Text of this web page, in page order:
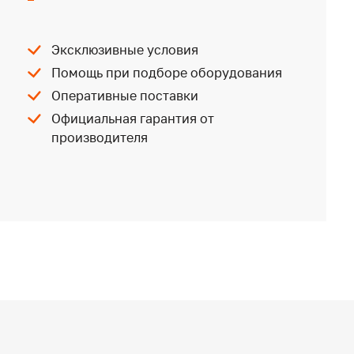
Эксклюзивные условия
Помощь при подборе оборудования
Оперативные поставки
Официальная гарантия от
производителя